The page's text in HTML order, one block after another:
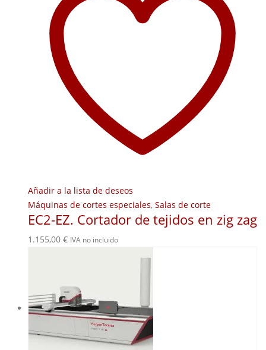
Añadir a la lista de deseos
Máquinas de cortes especiales, Salas de corte
EC2-EZ. Cortador de tejidos en zig zag
1.155,00 € IVA no incluido